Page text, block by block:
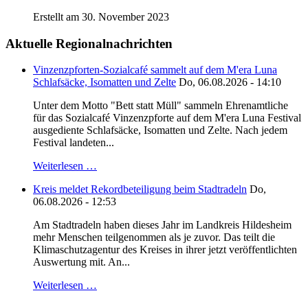
Erstellt am 30. November 2023
Aktuelle Regionalnachrichten
Vinzenzpforten-Sozialcafé sammelt auf dem M'era Luna
Schlafsäcke, Isomatten und Zelte Do, 06.08.2026 - 14:10
Unter dem Motto "Bett statt Müll" sammeln Ehrenamtliche
für das Sozialcafé Vinzenzpforte auf dem M'era Luna Festival
ausgediente Schlafsäcke, Isomatten und Zelte. Nach jedem
Festival landeten...
Weiterlesen …
Kreis meldet Rekordbeteiligung beim Stadtradeln Do,
06.08.2026 - 12:53
Am Stadtradeln haben dieses Jahr im Landkreis Hildesheim
mehr Menschen teilgenommen als je zuvor. Das teilt die
Klimaschutzagentur des Kreises in ihrer jetzt veröffentlichten
Auswertung mit. An...
Weiterlesen …